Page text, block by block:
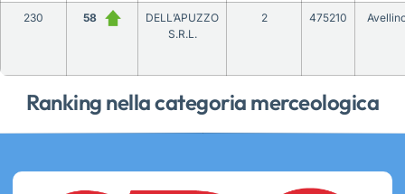
Ranking nella categoria merceologica
230 58
DELL’APUZZO
S.R.L.
2 475210